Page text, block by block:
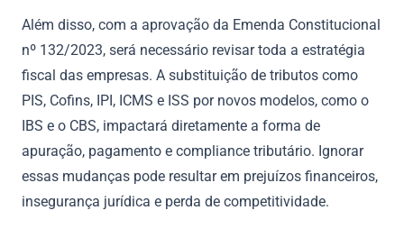
Além disso, com a aprovação da Emenda Constitucional
nº 132/2023, será necessário revisar toda a estratégia
fiscal das empresas. A substituição de tributos como
PIS, Cofins, IPI, ICMS e ISS por novos modelos, como o
IBS e o CBS, impactará diretamente a forma de
apuração, pagamento e compliance tributário. Ignorar
essas mudanças pode resultar em prejuízos financeiros,
insegurança jurídica e perda de competitividade.